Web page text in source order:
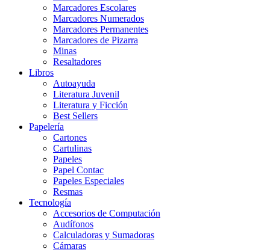
Marcadores Escolares
Marcadores Numerados
Marcadores Permanentes
Marcadores de Pizarra
Minas
Resaltadores
Libros
Autoayuda
Literatura Juvenil
Literatura y Ficción
Best Sellers
Papelería
Cartones
Cartulinas
Papeles
Papel Contac
Papeles Especiales
Resmas
Tecnología
Accesorios de Computación
Audífonos
Calculadoras y Sumadoras
Cámaras